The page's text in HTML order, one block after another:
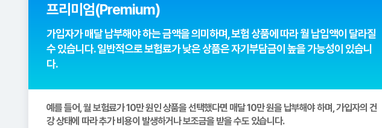
프리미엄(Premium)
가입자가 매달 납부해야 하는 금액을 의미하며, 보험 상품에 따라 월 납입액이 달라질
수 있습니다. 일반적으로 보험료가 낮은 상품은 자기부담금이 높을 가능성이 있습니
다.
예를 들어, 월 보험료가 10만 원인 상품을 선택했다면 매달 10만 원을 납부해야 하며, 가입자의 건
강 상태에 따라 추가 비용이 발생하거나 보조금을 받을 수도 있습니다.